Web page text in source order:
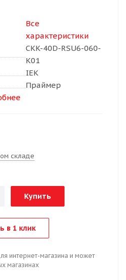
Все
характеристики
CKK-40D-RSU6-060-
K01
IEK
Праймер
складе
Купить
в 1 клик
интернет-магазина и может
магазинах